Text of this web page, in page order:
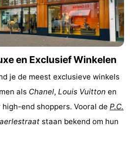
en Exclusief Winkelen
je de meest exclusieve winkels
als Chanel, Louis Vuitton en
end shoppers. Vooral de P.C.
staan bekend om hun